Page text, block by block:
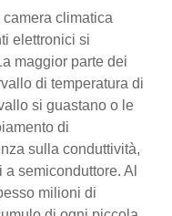
climatica
elettronici si
maggior parte dei
di temperatura di
si guastano o le
di
sulla conduttività,
semiconduttore. Al
milioni di